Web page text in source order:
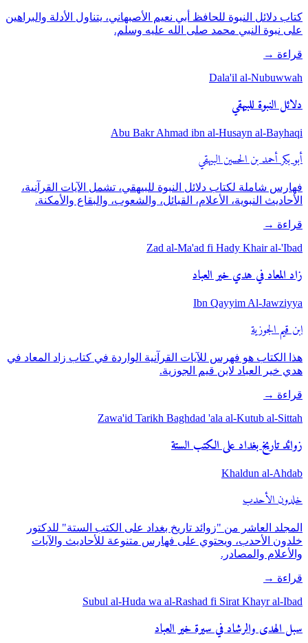
كتاب دلائل النبوة للحافظ أبي نعيم الأصبهاني، يتناول الأدلة والبراهين
على نبوة النبي محمد صلى الله عليه وسلم.
قراءة →
Dala'il al-Nubuwwah
دلائل النبوة للبيهقي
Abu Bakr Ahmad ibn al-Husayn al-Bayhaqi
أبو بكر أحمد بن الحسين البيهقي
فهارس شاملة لكتاب دلائل النبوة للبيهقي، تشمل الآيات القرآنية،
الأحاديث النبوية، الأعلام، القبائل، والشعوب، والبقاع والأمكنة.
قراءة →
Zad al-Ma'ad fi Hady Khair al-'Ibad
زاد المعاد في هدي خير العباد
Ibn Qayyim Al-Jawziyya
ابن قيم الجوزية
هذا الكتاب هو فهرس للآيات القرآنية الواردة في كتاب زاد المعاد في
هدي خير العباد لابن قيم الجوزية.
قراءة →
Zawa'id Tarikh Baghdad 'ala al-Kutub al-Sittah
زوائد تاريخ بغداد على الكتب الستة
Khaldun al-Ahdab
خلدون الأحدب
المجلد العاشر من "زوائد تاريخ بغداد على الكتب الستة" للدكتور
خلدون الأحدب، ويحتوي على فهارس متنوعة للأحاديث والآيات
والأعلام والمصادر.
قراءة →
Subul al-Huda wa al-Rashad fi Sirat Khayr al-Ibad
سبل الهدى والرشاد في سيرة خير العباد